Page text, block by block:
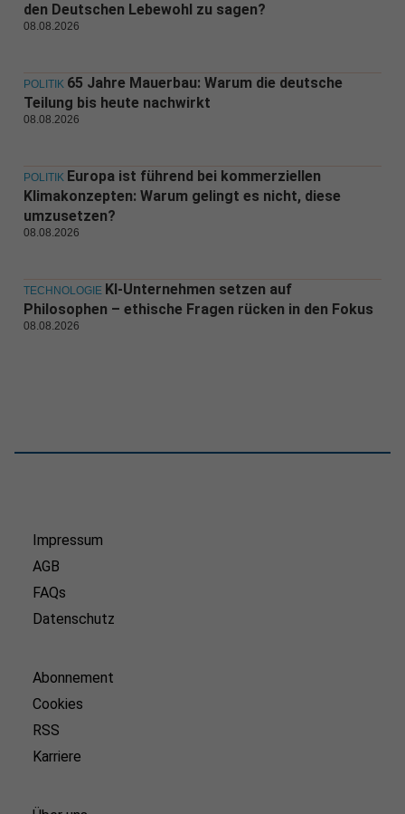
den Deutschen Lebewohl zu sagen?
08.08.2026
POLITIK 65 Jahre Mauerbau: Warum die deutsche
Teilung bis heute nachwirkt
08.08.2026
POLITIK Europa ist führend bei kommerziellen
Klimakonzepten: Warum gelingt es nicht, diese
umzusetzen?
08.08.2026
TECHNOLOGIE KI-Unternehmen setzen auf
Philosophen – ethische Fragen rücken in den Fokus
08.08.2026
Impressum
AGB
FAQs
Datenschutz
Abonnement
Cookies
RSS
Karriere